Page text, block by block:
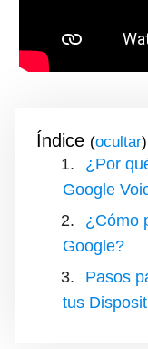
Índice ( )
¿Por
Google
¿Cómo
Google?
Pasos
tus